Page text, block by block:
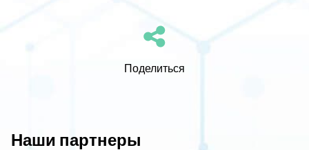
Поделиться
Наши партнеры